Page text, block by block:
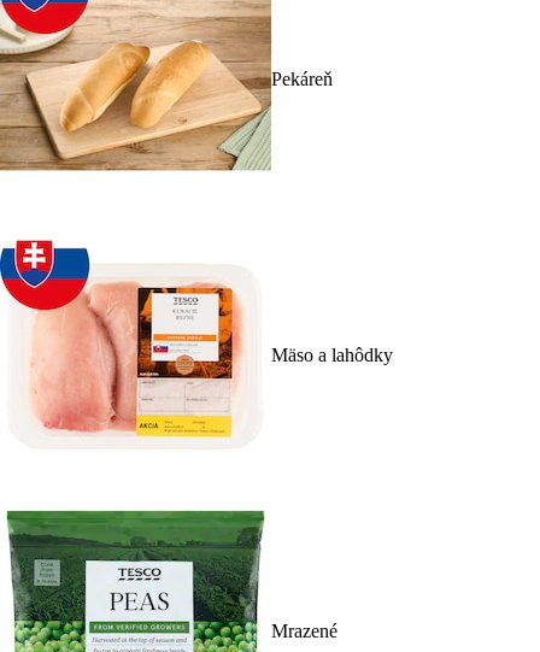
Pekáreň
Mäso a lahôdky
Mrazené